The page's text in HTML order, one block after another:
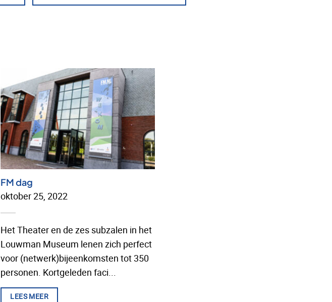
FM dag
oktober 25, 2022
Het Theater en de zes subzalen in het
Louwman Museum lenen zich perfect
voor (netwerk)bijeenkomsten tot 350
personen. Kortgeleden faci...
LEES MEER